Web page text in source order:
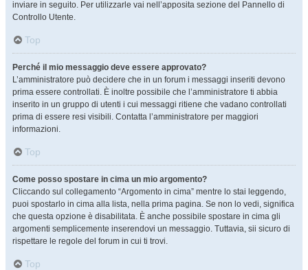
inviare in seguito. Per utilizzarle vai nell’apposita sezione del Pannello di
Controllo Utente.
Top
Perché il mio messaggio deve essere approvato?
L’amministratore può decidere che in un forum i messaggi inseriti devono
prima essere controllati. È inoltre possibile che l’amministratore ti abbia
inserito in un gruppo di utenti i cui messaggi ritiene che vadano controllati
prima di essere resi visibili. Contatta l’amministratore per maggiori
informazioni.
Top
Come posso spostare in cima un mio argomento?
Cliccando sul collegamento “Argomento in cima” mentre lo stai leggendo,
puoi spostarlo in cima alla lista, nella prima pagina. Se non lo vedi, significa
che questa opzione è disabilitata. È anche possibile spostare in cima gli
argomenti semplicemente inserendovi un messaggio. Tuttavia, sii sicuro di
rispettare le regole del forum in cui ti trovi.
Top